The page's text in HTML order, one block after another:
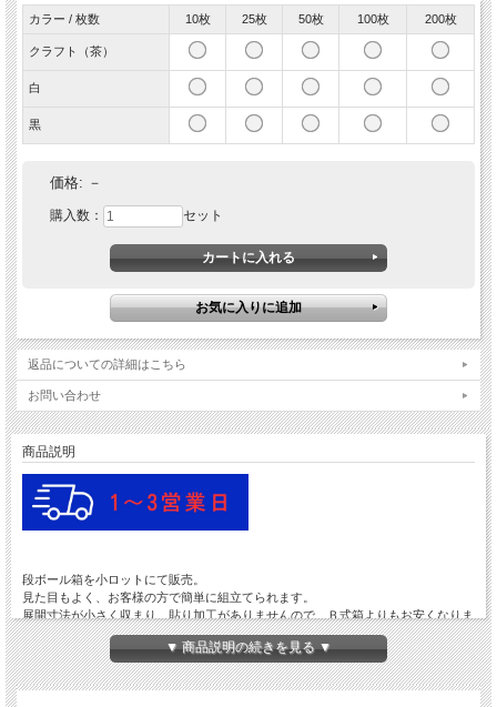
カラー / 枚数 10枚 25枚 50枚 100枚 200枚
クラフト（茶）
白
黒
価格: －
購入数： セット
返品についての詳細はこちら
お問い合わせ
商品説明
段ボール箱を小ロットにて販売。
見た目もよく、お客様の方で簡単に組立てられます。
展開寸法が小さく収まり、貼り加工がありませんので、Ｂ式箱よりもお安くなりま
す。
文書整理箱や発送ケースなどに多く用いられます。
また、見た目がいいためギフトボックスにも多く用いられます。
下の表からお選びください。
▼ 商品説明の続きを見る ▼